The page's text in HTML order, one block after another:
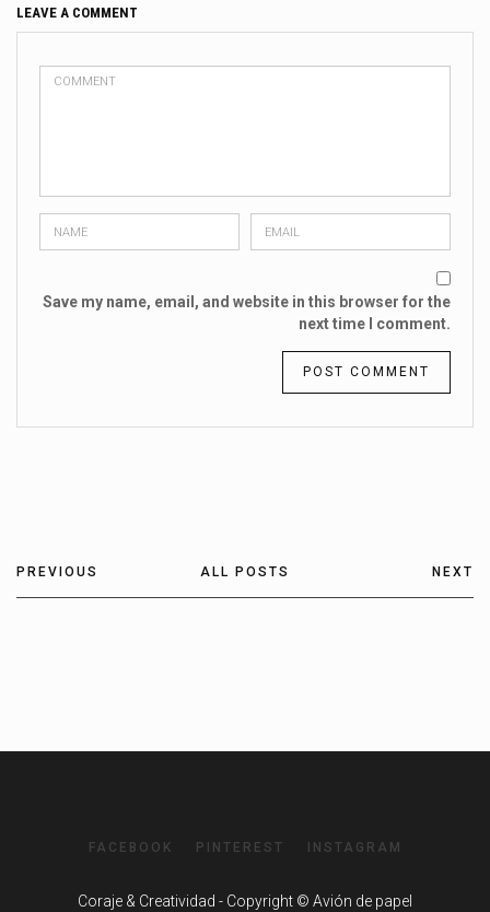
LEAVE A COMMENT
Save my name, email, and website in this browser for the
next time I comment.
PREVIOUS ALL POSTS NEXT
FACEBOOK PINTEREST INSTAGRAM
Coraje & Creatividad - Copyright © Avión de papel